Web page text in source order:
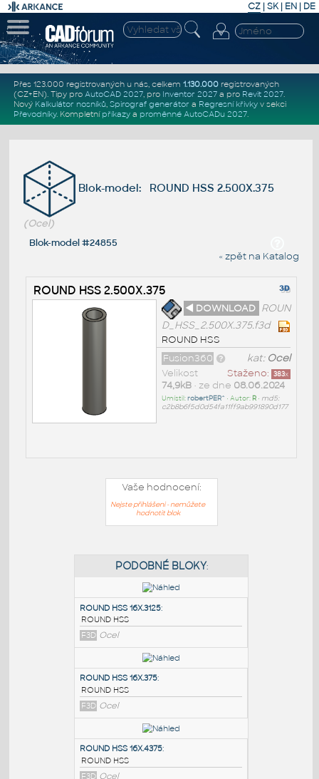
CZ | SK| EN | DE
Přes 123.000 registrovaných u nás, celkem 1.130.000registrovaných
(CZ+EN). Tipy pro AutoCAD 2027, pro Inventor 2027a pro Revit 2027.
Nový Kalkulátor nosníků, Spirograf generátor a Regresní křivkyv sekci
Převodníky. Kompletní příkazya proměnné AutoCADu 2027.
Blok-model: ROUND HSS 2.500X.375
(Ocel)
Blok-model #24855
« zpět na Katalog
ROUND HSS 2.500X.375
◄ DOWNLOAD ROUN
D_HSS_2.500X.375.f3d
ROUND HSS
kat: Ocel
Fusion360
Staženo: 383x
Velikost
74,9kB• ze dne 08.06.2024
Umístil:robertPER^ • Autor: R• md5:
c2b8b6f5d0d54fa11ff9ab991890d177
Vaše hodnocení:
Nejste přihlášeni - nemůžete
hodnotit blok
PODOBNÉ BLOKY:
ROUND HSS 16X.3125
ROUND HSS
F3D Ocel